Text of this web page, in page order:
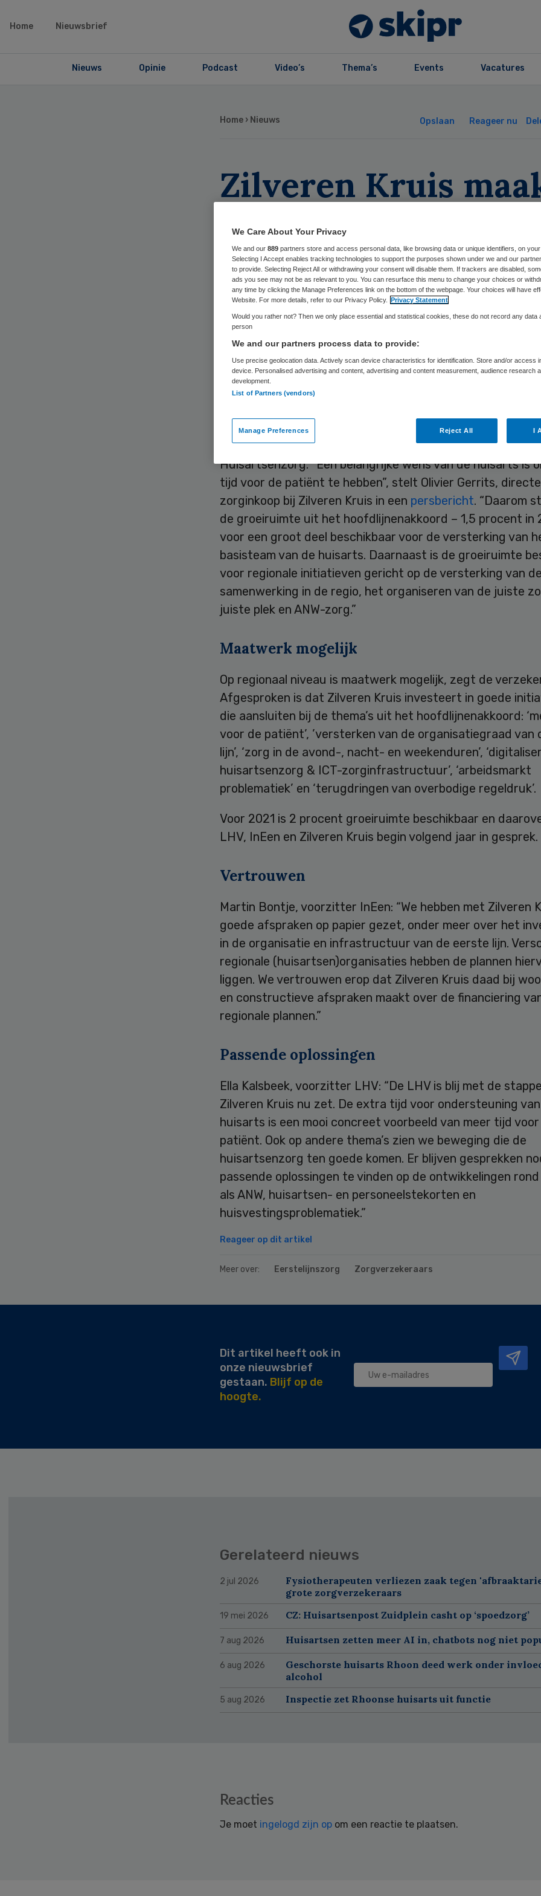
Home Nieuwsbrief
Nieuws Opinie Podcast Video’s Thema’s Events Vacatures
Home › Nieuws Opslaan Reageer nu
Zilveren Kruis
afspraken met LHV
InEen
Zilveren Kruis heeft afspraken gemaakt met de Landelijke
Huisartsenvereniging (LHV) en InEen, de
de eerste lijn. Dat heeft geresulteerd in een tweejarig
tussen de verzekeraar en huisartsen(-organisaties).
De afspraken zijn een uitwerking van het
Huisartsenzorg. “Een belangrijke wens van de huisarts is
tijd voor de patiënt te hebben”, stelt Olivier Gerrits,
zorginkoop bij Zilveren Kruis in een persbericht. “Daarom
de groeiruimte uit het hoofdlijnenakkoord – 1,5 procent in
voor een groot deel beschikbaar voor de versterking van
basisteam van de huisarts. Daarnaast is de groeiruimte
voor regionale initiatieven gericht op de versterking van de
samenwerking in de regio, het organiseren van de juiste
juiste plek en ANW-zorg.”
Maatwerk mogelijk
Op regionaal niveau is maatwerk mogelijk, zegt de
Afgesproken is dat Zilveren Kruis investeert in goede
die aansluiten bij de thema’s uit het hoofdlijnenakkoord:
voor de patiënt’, ’versterken van de organisatiegraad van
lijn’, ‘zorg in de avond-, nacht- en weekenduren’,
huisartsenzorg & ICT-zorginfrastructuur’, ‘arbeidsmarkt
problematiek’ en ‘terugdringen van overbodige regeldruk’.
Voor 2021 is 2 procent groeiruimte beschikbaar en
LHV, InEen en Zilveren Kruis begin volgend jaar in gesprek.
Vertrouwen
Martin Bontje, voorzitter InEen: “We hebben met Zilveren
goede afspraken op papier gezet, onder meer over het
in de organisatie en infrastructuur van de eerste lijn.
regionale (huisartsen)organisaties hebben de plannen
liggen. We vertrouwen erop dat Zilveren Kruis daad bij
en constructieve afspraken maakt over de financiering
regionale plannen.”
Passende oplossingen
Ella Kalsbeek, voorzitter LHV: “De LHV is blij met de
Zilveren Kruis nu zet. De extra tijd voor ondersteuning
huisarts is een mooi concreet voorbeeld van meer tijd
patiënt. Ook op andere thema’s zien we beweging die de
huisartsenzorg ten goede komen. Er blijven gesprekken
passende oplossingen te vinden op de ontwikkelingen rond
als ANW, huisartsen- en personeelstekorten en
huisvestingsproblematiek.”
Reageer op dit artikel
Meer over: Eerstelijnszorg Zorgverzekeraars
Secondary
Dit artikel heeft ook in
onze nieuwsbrief
gestaan. Blijf op de
hoogte.
Gerelateerd nieuws
2 jul 2026
Fysiotherapeuten verliezen zaak tegen
grote zorgverzekeraars
19 mei 2026 CZ: Huisartsenpost Zuidplein casht op ‘spoedzorg’
7 aug 2026 Huisartsen zetten meer AI in, chatbots nog niet
6 aug 2026
Geschorste huisarts Rhoon deed werk onder
alcohol
5 aug 2026 Inspectie zet Rhoonse huisarts uit functie
Reacties
Je moet ingelogd zijn op om een reactie te plaatsen.
We Care About Your Privacy
We and our 889 partners store and access personal data, like browsing data or unique identifiers, on your
Selecting I Accept enables tracking technologies to support the purposes shown under we and our
to provide. Selecting Reject All or withdrawing your consent will disable them. If trackers are disabled,
ads you see may not be as relevant to you. You can resurface this menu to change your choices or
any time by clicking the Manage Preferences link on the bottom of the webpage. Your choices will have
Website. For more details, refer to our Privacy Policy. Privacy Statement
Would you rather not? Then we only place essential and statistical cookies, these do not record any data
person
We and our partners process data to provide:
Use precise geolocation data. Actively scan device characteristics for identification. Store and/or access
device. Personalised advertising and content, advertising and content measurement, audience research
development.
List of Partners (vendors)
Manage Preferences Reject All I